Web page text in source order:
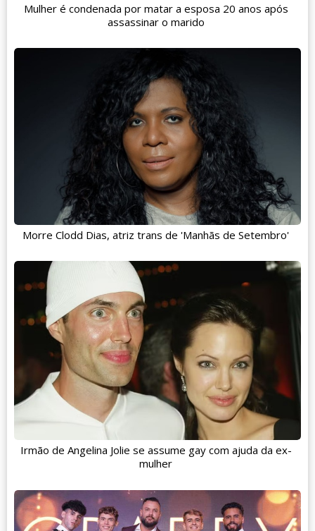
Mulher é condenada por matar a esposa 20 anos após
assassinar o marido
Morre Clodd Dias, atriz trans de 'Manhãs de Setembro'
Irmão de Angelina Jolie se assume gay com ajuda da ex-
mulher